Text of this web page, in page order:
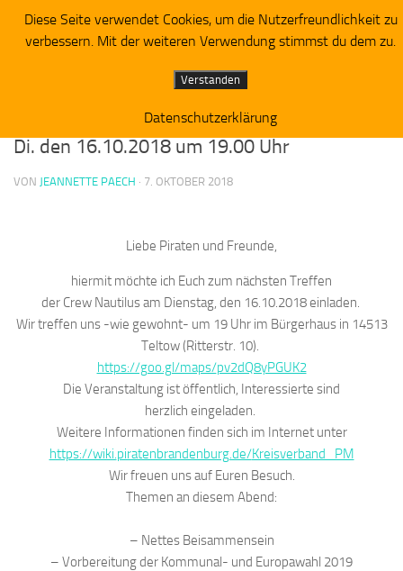
Zum Inhalt springen
Piratenpartei RV Westbrandenburg
Einladung zum Treffen der Crew Nautilus am
Di. den 16.10.2018 um 19.00 Uhr
VON JEANNETTE PAECH · 7. OKTOBER 2018
Liebe Piraten und Freunde,
hiermit möchte ich Euch zum nächsten Treffen
der Crew Nautilusam Dienstag, den 16.10.2018 einladen.
Wir treffen uns -wie gewohnt- um 19 Uhr im Bürgerhaus in 14513
Teltow (Ritterstr. 10).
https://goo.gl/maps/pv2dQ8yPGUK2
Die Veranstaltung ist öffentlich, Interessierte sind
herzlich eingeladen.
Weitere Informationen finden sich im Internet unter
https://wiki.piratenbrandenburg.de/Kreisverband_PM
Wir freuen uns auf Euren Besuch.
Themen an diesem Abend:
– Nettes Beisammensein
– Vorbereitung der Kommunal- und Europawahl 2019
Diese Seite verwendet Cookies, um die Nutzerfreundlichkeit zu
verbessern. Mit der weiteren Verwendung stimmst du dem zu.
Verstanden
Datenschutzerklärung